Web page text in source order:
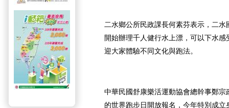
二水鄉公所民政課長何素芬表示，二
開始辦理千人健行水上漂，可以下水
迎大家體驗不同文化與跑法。
中華民國舒康樂活運動協會總幹事鄭宗
的世界跑步日開放報名，今年特別成